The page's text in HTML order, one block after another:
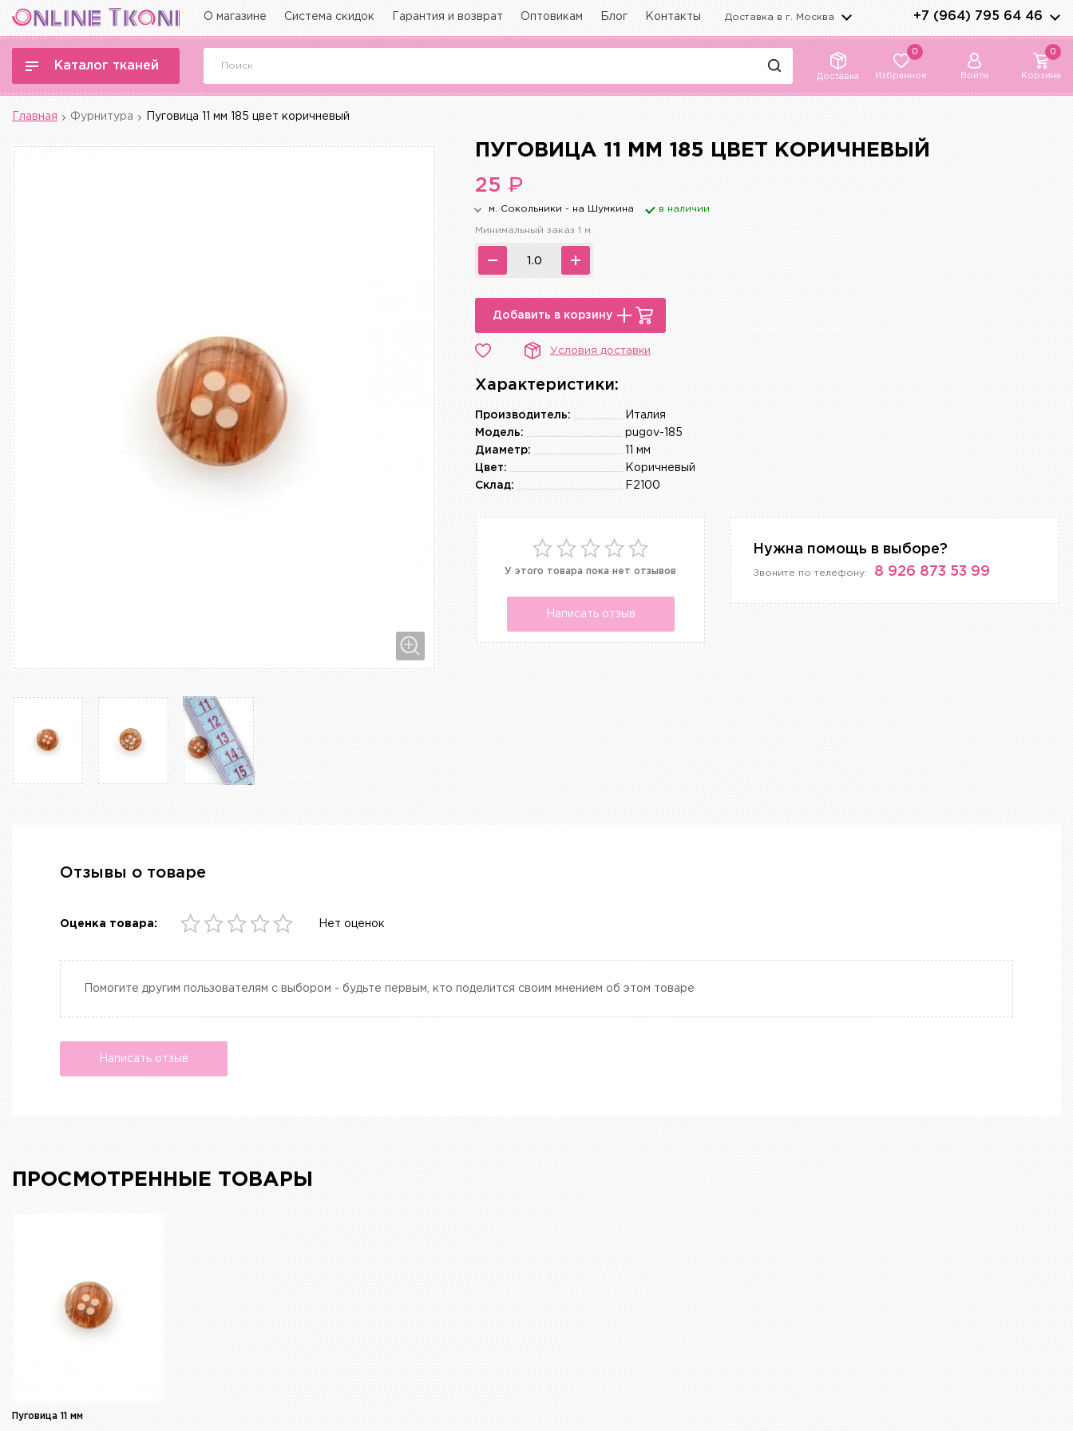
О магазине Система скидок Гарантия и возврат Оптовикам Блог Контакты Доставка в г. Москва +7 (964) 795 64 46
Каталог тканей
Доставка
0
Избранное Войти
0
Корзина
Главная Фурнитура Пуговица 11 мм 185 цвет коричневый
ПУГОВИЦА 11 ММ 185 ЦВЕТ КОРИЧНЕВЫЙ
25₽
м. Сокольники - на Шумкина в наличии
Минимальный заказ 1 м.
Добавить в корзину
Условия доставки
Характеристики:
Италия
Производитель:
pugov-185
Модель:
11 мм
Диаметр:
Коричневый
Цвет:
F2100
Склад:
У этого товара пока нет отзывов
Написать отзыв
Нужна помощь в выборе?
Звоните по телефону: 8 926 873 53 99
Отзывы о товаре
Оценка товара: Нет оценок
Помогите другим пользователям с выбором - будьте первым, кто поделится своим мнением об этом товаре
Написать отзыв
ПРОСМОТРЕННЫЕ ТОВАРЫ
Пуговица 11 мм